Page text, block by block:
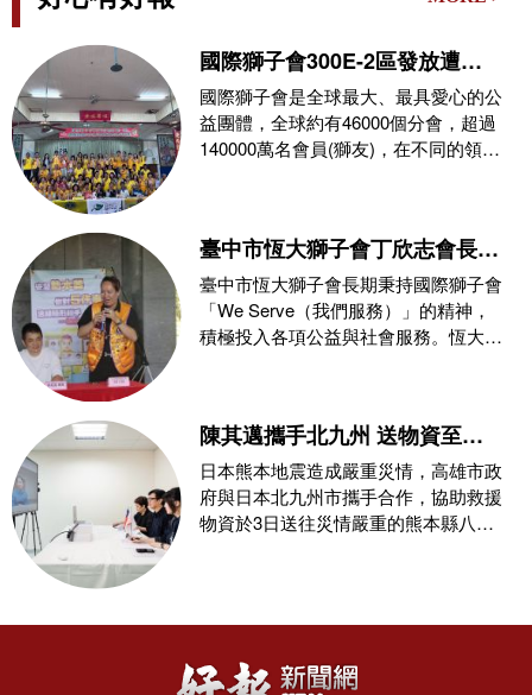
國際獅子會300E-2區發放遭
0626豪雨侵襲受災戶救災物資
國際獅子會是全球最大、最具愛心的公
益團體，全球約有46000個分會，超過
140000萬名會員(獅友)，在不同的領
臺中市恆大獅子會丁欣志會長攜
手消防局推動公益，玉之緣珠寶
力挺防災教育與熱血捐血守護社
會
臺中市恆大獅子會長期秉持國際獅子會
「We Serve（我們服務）」的精神，
積極投入各項公益與社會服務。恆大獅
陳其邁攜手北九州 送物資至熊
本災區
日本熊本地震造成嚴重災情，高雄市政
府與日本北九州市攜手合作，協助救援
物資於3日送往災情嚴重的熊本縣八代